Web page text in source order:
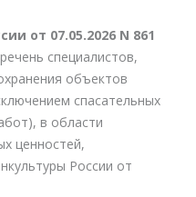
от 07.05.2026 N 861
специалистов,
объектов
спасательных
в области
ценностей,
России от